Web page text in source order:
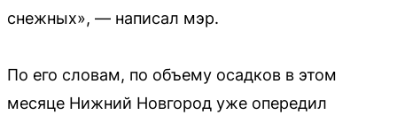
снежных», — написал мэр.
По его словам, по объему осадков в этом
месяце Нижний Новгород уже опередил